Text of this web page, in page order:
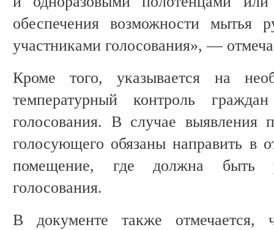
обеспечения возможности мытья
участниками голосования», —
Кроме того, указывается на
температурный контроль
голосования. В случае выявления
голосующего обязаны направить в
помещение, где должна быть
голосования.
В документе также отмечается,